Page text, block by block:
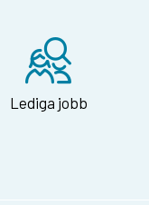
Lediga jobb